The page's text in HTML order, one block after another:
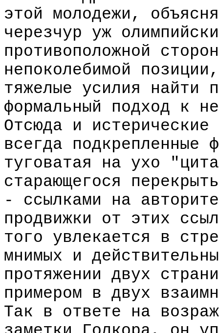
этой молодежи,
черезчур уж
противоположной
непоколебимой
тяжелые усилия найти
формальный подход к
Отсюда и
всегда подкрепленные
туговатая на ухо
старающегося
- ссылками на
продвижки от этих
того увлекается в
мнимых и
протяжении двух
примером в двух
Так в ответе на